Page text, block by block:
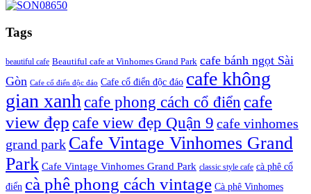
Tags
beautiful cafe Beautiful cafe at Vinhomes Grand Park cafe bánh ngọt Sài
Gòn Cafe cổ điển độc đáo Cafe cổ điển độc đáo cafe không
gian xanh cafe phong cách cổ điển cafe
view đẹp cafe view đẹp Quận 9 cafe vinhomes
grand park Cafe Vintage Vinhomes Grand
Park Cafe Vintage Vinhomes Grand Park classic style cafe cà phê cổ
điển cà phê phong cách vintage Cà phê Vinhomes